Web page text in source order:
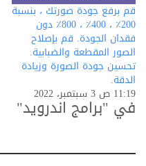
قم برفع جودة صورتك ، بنسبة
200٪ ، 400٪ ، 800٪ دون
فقدان الجودة. قم بإصلاح
الصور المقطعة والضبابية.
تحسين جودة الصورة وزيادة
الدقة.
11:19 ص 3 سبتمبر، 2022
في "برامج اندرويد"